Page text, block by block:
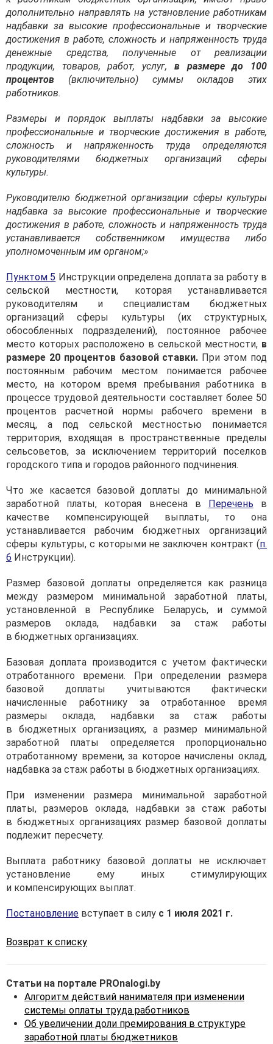
дополнительно направлять на установление работникам
надбавки за высокие профессиональные и творческие
достижения в работе, сложность и напряженность труда
денежные средства, полученные от реализации
продукции, товаров, работ, услуг, в размере до 100
процентов (включительно) суммы окладов этих
работников.
Размеры и порядок выплаты надбавки за высокие
профессиональные и творческие достижения в работе,
сложность и напряженность труда определяются
руководителями бюджетных организаций сферы
культуры.
Руководителю бюджетной организации сферы культуры
надбавка за высокие профессиональные и творческие
достижения в работе, сложность и напряженность труда
устанавливается собственником имущества либо
уполномоченным им органом;»
Пунктом 5 Инструкции определена доплата за работу в
сельской местности, которая устанавливается
руководителям и специалистам бюджетных
организаций сферы культуры (их структурных,
обособленных подразделений), постоянное рабочее
место которых расположено в сельской местности, в
размере 20 процентовбазовой ставки. При этом под
постоянным рабочим местом понимается рабочее
место, на котором время пребывания работника в
процессе трудовой деятельности составляет более 50
процентов расчетной нормы рабочего времени в
месяц, а под сельской местностью понимается
территория, входящая в пространственные пределы
сельсоветов, за исключением территорий поселков
городского типа и городов районного подчинения.
Что же касается базовой доплаты до минимальной
заработной платы, которая внесена в
Перечень в
качестве компенсирующей выплаты, то она
устанавливается рабочим бюджетных организаций
сферы культуры, с которыми не заключен контракт (п.
6 Инструкции).
Размер базовой доплаты определяется как разница
между размером минимальной заработной платы,
установленной в Республике Беларусь, и суммой
размеров оклада, надбавки за стаж работы
в бюджетных организациях.
Базовая доплата производится с учетом фактически
отработанного времени. При определении размера
базовой доплаты учитываются фактически
начисленные работнику за отработанное время
размеры оклада, надбавки за стаж работы
в бюджетных организациях, а размер минимальной
заработной платы определяется пропорционально
отработанному времени, за которое начислены оклад,
надбавка за стаж работы в бюджетных организациях.
При изменении размера минимальной заработной
платы, размеров оклада, надбавки за стаж работы
в бюджетных организациях размер базовой доплаты
подлежит пересчету.
Выплата работнику базовой доплаты не исключает
установление ему иных стимулирующих
и компенсирующих выплат.
Постановление вступает в силу с 1 июля 2021 г.
Возврат к списку
Статьи на портале PROnalogi.by
Алгоритм действий нанимателя при изменении
системы оплаты труда работников
Об увеличении доли премирования в структуре
заработной платы бюджетников